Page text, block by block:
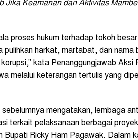
Jika Keamanan dan Aktivitas
proses hukum terhadap tokoh
harkat, martabat, dan nama
kata Penanggungjawab Aksi
melalui keterangan tertulis yang
mengatakan, lembaga
terkait pelaksanaan berbagai
Bupati Ricky Ham Pagawak. Dalam